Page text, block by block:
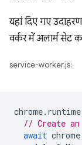
यहां दिए गए
वर्कर में अलार्म सेट
service-worker.js:
chrome. runtime
// Create an
await chrome